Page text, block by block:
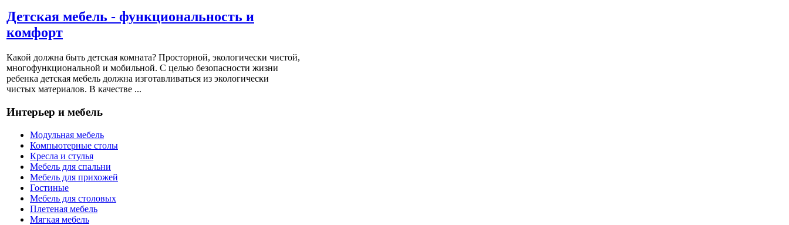
Детская мебель - функциональность и
комфорт
Какой должна быть детская комната? Просторной, экологически чистой,
многофункциональной и мобильной. С целью безопасности жизни
ребенка детская мебель должна изготавливаться из экологически
чистых материалов. В качестве ...
Интерьер и мебель
Модульная мебель
Компьютерные столы
Кресла и стулья
Мебель для спальни
Мебель для прихожей
Гостиные
Мебель для столовых
Плетеная мебель
Мягкая мебель